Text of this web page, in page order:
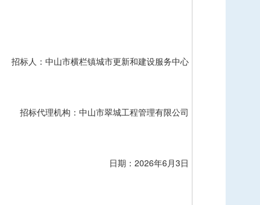
招标人：中山市横栏镇城市更新和建设服务中心
招标代理机构：中山市翠城工程管理有限公司
日期： 2026年6月3日